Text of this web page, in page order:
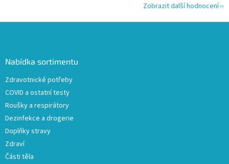
Zobrazit další hodnocení
Nabídka sortimentu
Zdravotnické potřeby
COVID a ostatní testy
Roušky a respirátory
Dezinfekce a drogerie
Doplňky stravy
Zdraví
Části těla